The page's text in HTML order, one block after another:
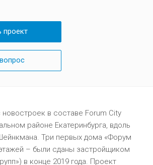
проект
в составе Forum City
районе Екатеринбурга, вдоль
Три первых дома «Форум
– были сданы застройщиком
в конце 2019 года. Проект